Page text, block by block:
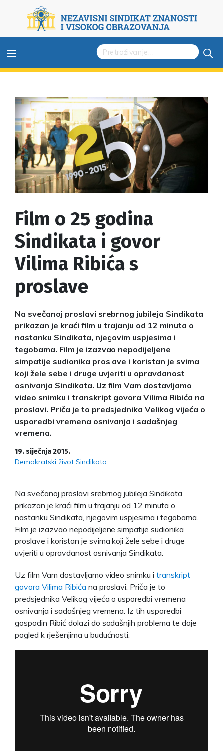
≡
Film o 25 godina
Sindikata i govor
Vilima Ribića s
proslave
Na svečanoj proslavi srebrnog jubileja Sindikata
prikazan je kraći film u trajanju od 12 minuta o
nastanku Sindikata, njegovim uspjesima i
tegobama. Film je izazvao nepodijeljene
simpatije sudionika proslave i koristan je svima
koji žele sebe i druge uvjeriti u opravdanost
osnivanja Sindikata. Uz film Vam dostavljamo
video snimku i transkript govora Vilima Ribića na
proslavi. Priča je to predsjednika Velikog vijeća o
usporedbi vremena osnivanja i sadašnjeg
vremena.
19. siječnja 2015.
Demokratski život Sindikata
Na svečanoj proslavi srebrnog jubileja Sindikata
prikazan je kraći film u trajanju od 12 minuta o
nastanku Sindikata, njegovim uspjesima i tegobama.
Film je izazvao nepodijeljene simpatije sudionika
proslave i koristan je svima koji žele sebe i druge
uvjeriti u opravdanost osnivanja Sindikata.
Uz film Vam dostavljamo video snimku i transkript
govora Vilima Ribića na proslavi. Priča je to
predsjednika Velikog vijeća o usporedbi vremena
osnivanja i sadašnjeg vremena. Iz tih usporedbi
gospodin Ribić dolazi do sadašnjih problema te daje
pogled k rješenjima u budućnosti.